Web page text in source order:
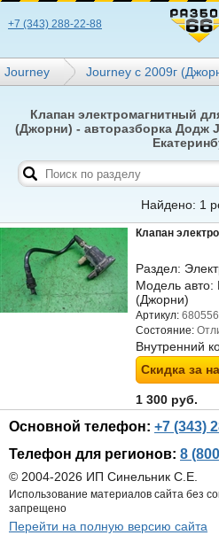
+7 (343) 288-22-88
Journey Journey с 2009г
Клапан электромагнитный
(Джорни) - авторазборка Додж
Найдено: 1
Клапан
Раздел:
Модель авто:
(Джорни)
Артикул:
Состояние:
Внутренний
Скидка за
1 300 руб.
Основной телефон: +7 (343)
Телефон для регионов: 8
© 2004-2026 ИП Синельник С.Е.
Использование материалов сайта без
запрещено
Перейти на полную версию сайта